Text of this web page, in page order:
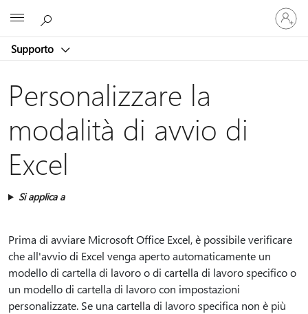
Supporto
Accedi
con
il
account
Personalizzare la
modalità di avvio di
Excel
Si applica a
Prima di avviare Microsoft Office Excel, è possibile verificare
che all'avvio di Excel venga aperto automaticamente un
modello di cartella di lavoro o di cartella di lavoro specifico o
un modello di cartella di lavoro con impostazioni
personalizzate. Se una cartella di lavoro specifica non è più